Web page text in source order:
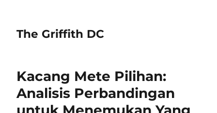
The Griffith DC
Kacang Mete Pilihan:
Analisis Perbandingan